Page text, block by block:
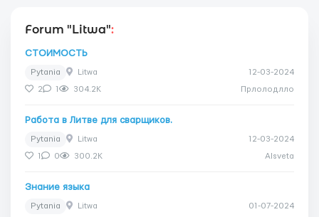
Forum "Litwa":
СТОИМОСТЬ
Pytania Litwa 12-03-2024
2 1 304.2K Прлолодлло
Работа в Литве для сварщиков.
Pytania Litwa 12-03-2024
1 0 300.2K Alsveta
Знание языка
Pytania Litwa 01-07-2024